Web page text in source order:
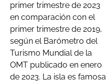
primer trimestre de 2023
en comparación con el
primer trimestre de 2019,
según el Barómetro del
Turismo Mundial de la
OMT publicado en enero
de 2023. La isla es famosa